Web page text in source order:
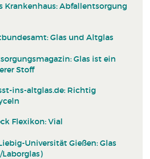
Krankenhaus: Abfallentsorgung
Glas und Altglas
Glas ist ein
Stoff
ins-altglas.de: Richtig
Flexikon: Vial
Universität Gießen: Glas